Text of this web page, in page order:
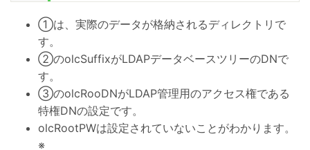
①は、実際のデータが格納されるディレクトリで
す。
②のolcSuffixがLDAPデータベースツリーのDNで
す。
③のolcRooDNがLDAP管理用のアクセス権である
特権DNの設定です。
olcRootPWは設定されていないことがわかります。
※